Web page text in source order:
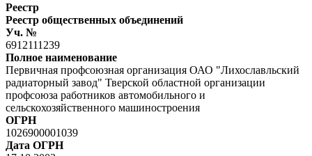
Реестр
Реестр общественных объединений
Уч. №
6912111239
Полное наименование
Первичная профсоюзная организация ОАО "Лихославльский
радиаторный завод" Тверской областной организации
профсоюза работников автомобильного и
сельскохозяйственного машиностроения
ОГРН
1026900001039
Дата ОГРН